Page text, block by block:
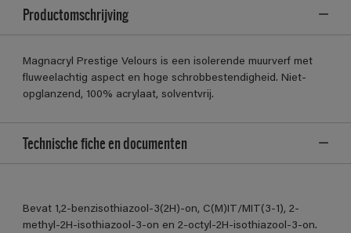
Productomschrijving
Magnacryl Prestige Velours is een isolerende muurverf met
fluweelachtig aspect en hoge schrobbestendigheid. Niet-
opglanzend, 100% acrylaat, solventvrij.
Technische fiche en documenten
Bevat 1,2-benzisothiazool-3(2H)-on, C(M)IT/MIT(3-1), 2-
methyl-2H-isothiazool-3-on en 2-octyl-2H-isothiazool-3-on.